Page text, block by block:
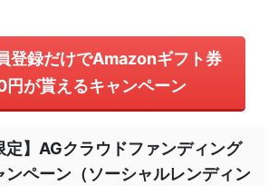
登録だけでAmazonギフト券
円が貰えるキャンペーン
定】AGクラウドファンディング
ンペーン（ソーシャルレンディン